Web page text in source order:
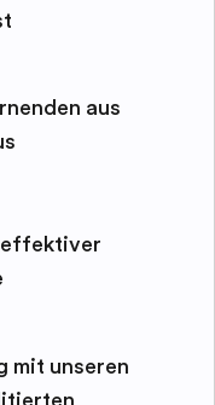
aus
effektiver
mit unseren